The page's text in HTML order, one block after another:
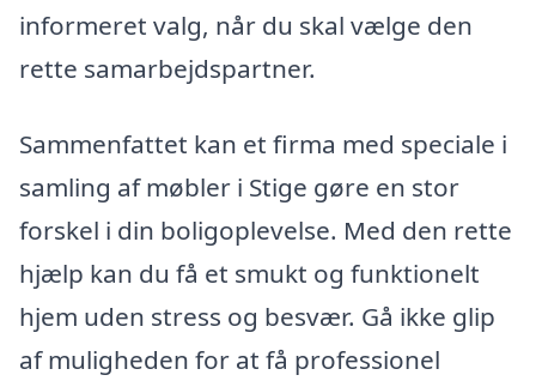
informeret valg, når du skal vælge den
rette samarbejdspartner.
Sammenfattet kan et firma med speciale i
samling af møbler i Stige gøre en stor
forskel i din boligoplevelse. Med den rette
hjælp kan du få et smukt og funktionelt
hjem uden stress og besvær. Gå ikke glip
af muligheden for at få professionel